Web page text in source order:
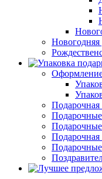
Новогодняя
Подарочная
Подарочная